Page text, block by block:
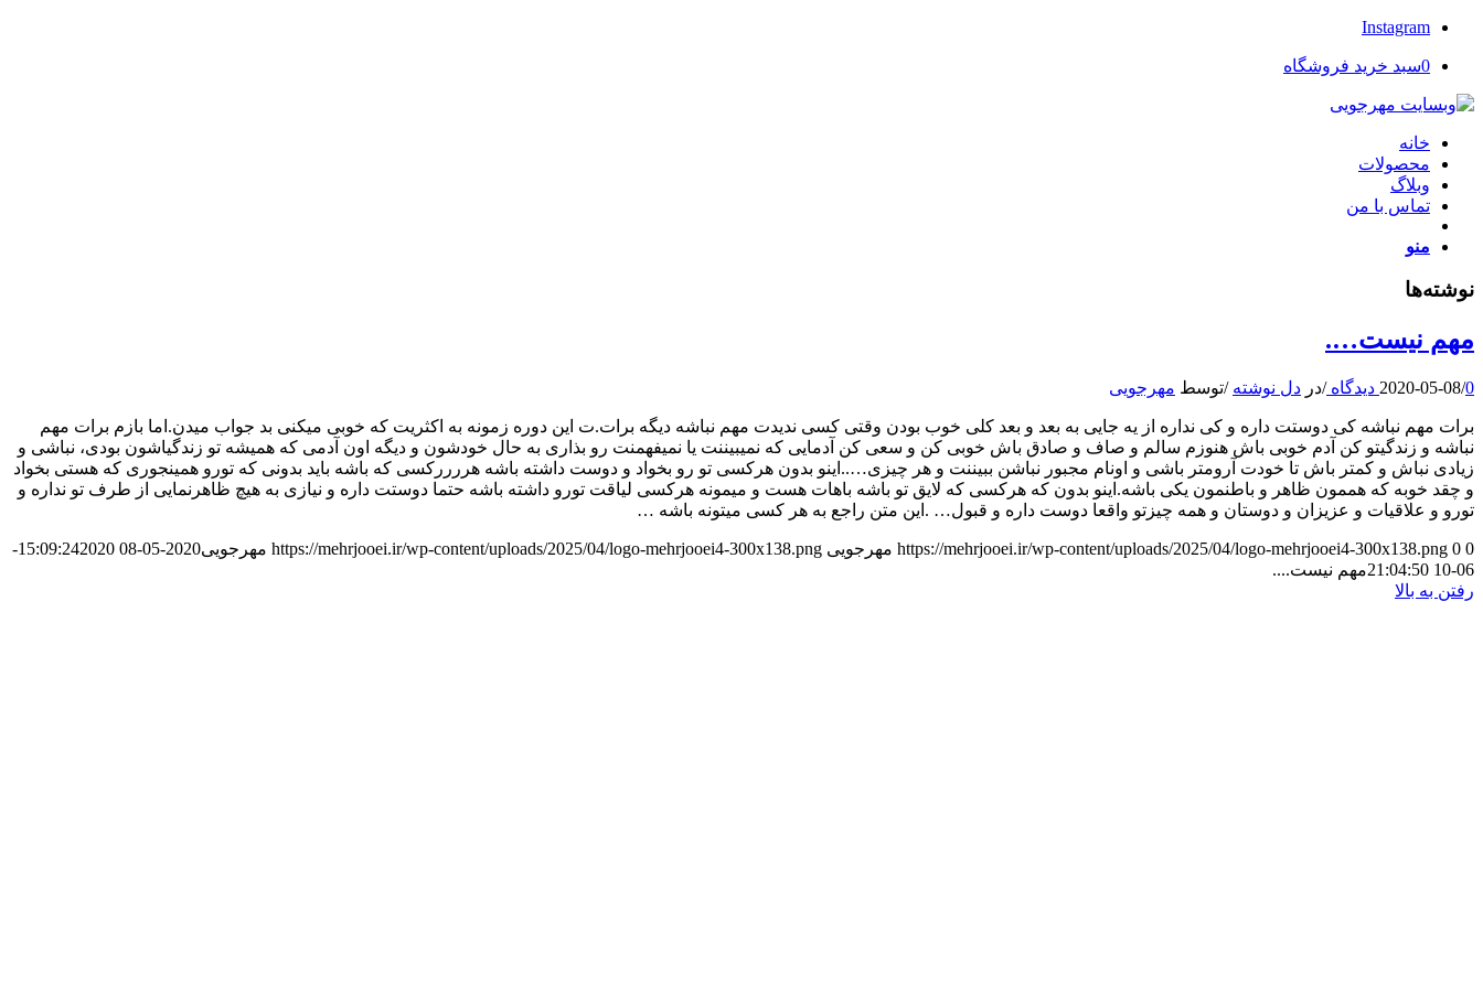
Instagram
0سبد خرید فروشگاه
خانه
محصولات
وبلاگ
تماس با من
منو
نوشته‌ها
مهم نیست….
2020-05-08/0 دیدگاه /در دل نوشته /توسط مهرجویی
برات مهم نباشه کی دوستت داره و کی نداره از یه جایی به بعد و بعد کلی خوب بودن وقتی کسی ندیدت مهم نباشه دیگه برات.ت این دوره زمونه به اکثریت که خوبی میکنی بد جواب میدن.اما بازم برات مهم
نباشه و زندگیتو کن آدم خوبی باش هنوزم سالم و صاف و صادق باش خوبی کن و سعی کن آدمایی که نمیبیننت یا نمیفهمنت رو بذاری به حال خودشون و دیگه اون آدمی که همیشه تو زندگیاشون بودی، نباشی و
زیادی نباش و کمتر باش تا خودت آرومتر باشی و اونام مجبور نباشن ببیننت و هر چیزی…..اینو بدون هرکسی تو رو بخواد و دوست داشته باشه هررررکسی که باشه باید بدونی که تورو همینجوری که هستی بخواد
و چقد خوبه که هممون ظاهر و باطنمون یکی باشه.اینو بدون که هرکسی که لایق تو باشه باهات هست و میمونه هرکسی لیاقت تورو داشته باشه حتما دوستت داره و نیازی به هیچ ظاهرنمایی از طرف تو نداره و
تورو و علاقیات و عزیزان و دوستان و همه چیزتو واقعا دوست داره و قبول… .این متن راجع به هر کسی میتونه باشه …
https://mehrjooei.ir/wp-content/uploads/2025/04/logo-mehrjooei4-300x138.png 0 0 مهرجویی https://mehrjooei.ir/wp-content/uploads/2025/04/logo-mehrjooei4-300x138.png مهرجویی2020-05-08 15:09:24
2020-
06-10 21:04:50
مهم نیست....
رفتن به بالا